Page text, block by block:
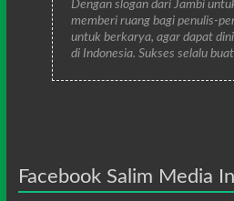
Dengan slogan dari Jambi
memberi ruang bagi penulis-
untuk berkarya, agar dapat
di Indonesia. Sukses selalu
Facebook Salim Media